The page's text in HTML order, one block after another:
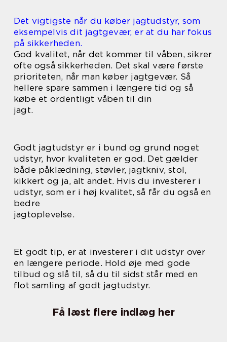
Det vigtigste når du køber jagtudstyr, som
eksempelvis dit jagtgevær, er at du har fokus
på sikkerheden.
God kvalitet, når det kommer til våben, sikrer
ofte også sikkerheden. Det skal være første
prioriteten, når man køber jagtgevær. Så
hellere spare sammen i længere tid og så
købe et ordentligt våben til din
jagt.
Godt jagtudstyr er i bund og grund noget
udstyr, hvor kvaliteten er god. Det gælder
både påklædning, støvler, jagtkniv, stol,
kikkert og ja, alt andet. Hvis du investerer i
udstyr, som er i høj kvalitet, så får du også en
bedre
jagtoplevelse.
Et godt tip, er at investerer i dit udstyr over
en længere periode. Hold øje med gode
tilbud og slå til, så du til sidst står med en
flot samling af godt jagtudstyr.
Få læst flere indlæg her